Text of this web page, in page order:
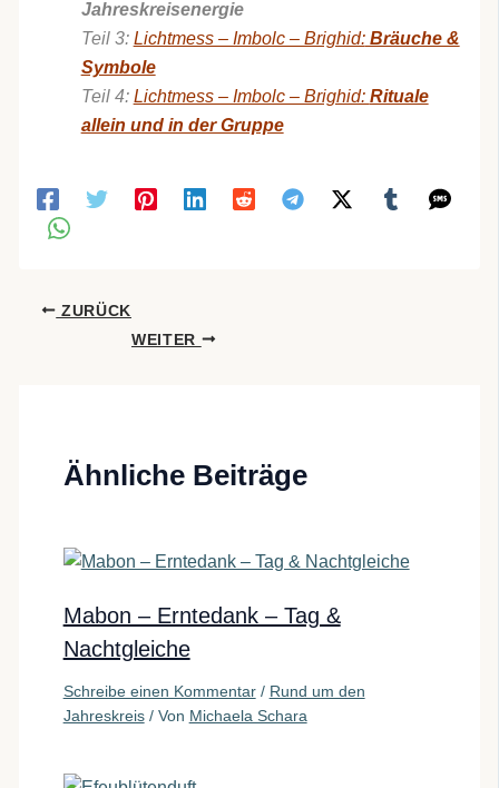
Jahreskreisenergie
Teil 3: Lichtmess – Imbolc – Brighid:Bräuche &
Symbole
Teil 4: Lichtmess – Imbolc – Brighid: Rituale
allein und in der Gruppe
ZURÜCK
WEITER
Ähnliche Beiträge
Mabon – Erntedank – Tag &
Nachtgleiche
Schreibe einen Kommentar / Rund um den
Jahreskreis/ Von Michaela Schara